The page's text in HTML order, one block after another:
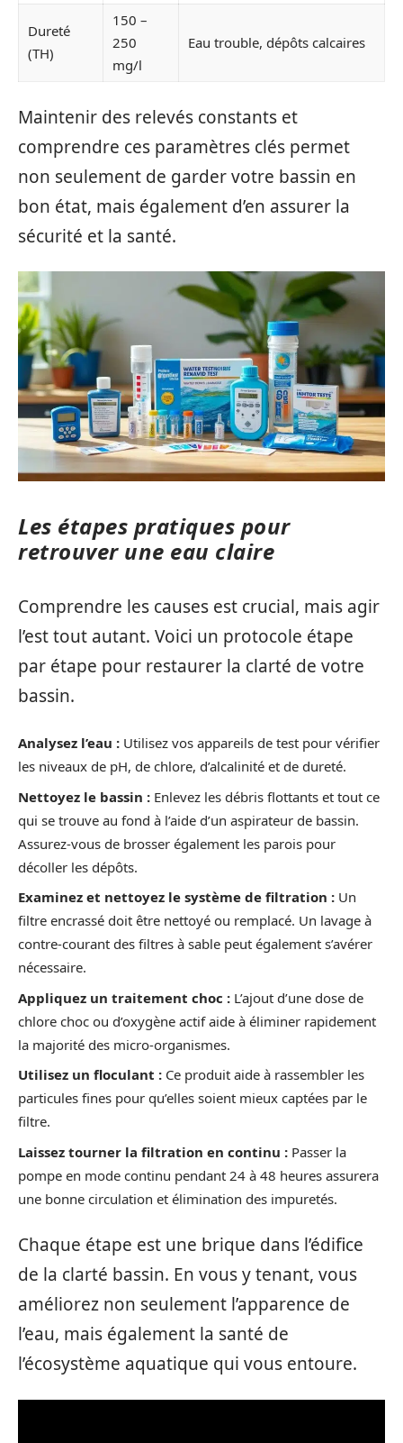
Dureté
(TH)
150 –
250
mg/l
Eau trouble, dépôts calcaires
Maintenir des relevés constants et
comprendre ces paramètres clés permet
non seulement de garder votre bassin en
bon état, mais également d’en assurer la
sécurité et la santé.
Les étapes pratiques pour
retrouver une eau claire
Comprendre les causes est crucial, mais agir
l’est tout autant. Voici un protocole étape
par étape pour restaurer la clarté de votre
bassin.
Analysez l’eau : Utilisez vos appareils de test pour vérifier
les niveaux de pH, de chlore, d’alcalinité et de dureté.
Nettoyez le bassin : Enlevez les débris flottants et tout ce
qui se trouve au fond à l’aide d’un aspirateur de bassin.
Assurez-vous de brosser également les parois pour
décoller les dépôts.
Examinez et nettoyez le système de filtration : Un
filtre encrassé doit être nettoyé ou remplacé. Un lavage à
contre-courant des filtres à sable peut également s’avérer
nécessaire.
Appliquez un traitement choc : L’ajout d’une dose de
chlore choc ou d’oxygène actif aide à éliminer rapidement
la majorité des micro-organismes.
Utilisez un floculant : Ce produit aide à rassembler les
particules fines pour qu’elles soient mieux captées par le
filtre.
Laissez tourner la filtration en continu : Passer la
pompe en mode continu pendant 24 à 48 heures assurera
une bonne circulation et élimination des impuretés.
Chaque étape est une brique dans l’édifice
de la clarté bassin. En vous y tenant, vous
améliorez non seulement l’apparence de
l’eau, mais également la santé de
l’écosystème aquatique qui vous entoure.